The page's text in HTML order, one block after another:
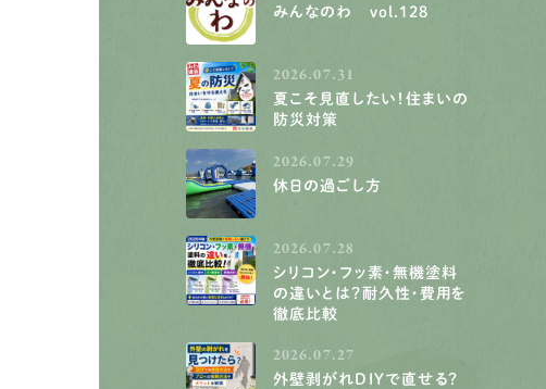
みんなのわ vol.128
2026.07.31
夏こそ見直したい！住まいの
防災対策
2026.07.29
休日の過ごし方
2026.07.28
シリコン・フッ素・無機塗料
の違いとは？耐久性・費用を
徹底比較
2026.07.27
外壁剥がれDIYで直せる？